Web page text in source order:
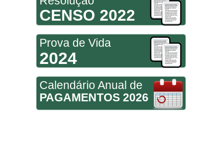
CENSO 2022
Prova de Vida
2024
Calendário Anual de
PAGAMENTOS 2026